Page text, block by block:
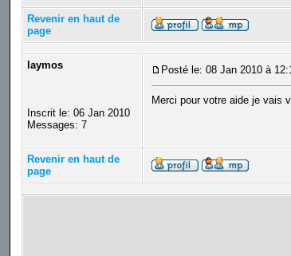
Revenir en haut de
page
laymos
Inscrit le: 06 Jan 2010
Messages: 7
Posté le: 08 Jan 2010 à
Merci pour votre aide je vais
Revenir en haut de
page